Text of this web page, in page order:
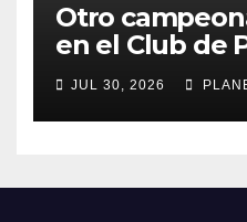
Otro
en el Club de
JUL 30, 2026